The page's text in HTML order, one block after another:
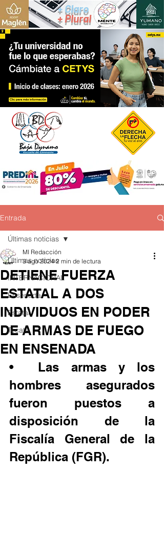
+ Claro
+ Plural
Entrada
Últimas noticias
INTERNACIONAL
Ensenada
Estatal
Tecate
Últimas noticias
DETIENE FUERZA
ESTATAL A DOS
INDIVIDUOS EN PODER
DE ARMAS DE FUEGO
EN ENSENADA
MI Redacción
3 ago 2024 2 min de lectura
•	Las armas y los
hombres asegurados
fueron puestos a
disposición de la
Fiscalía General de la
República (FGR).